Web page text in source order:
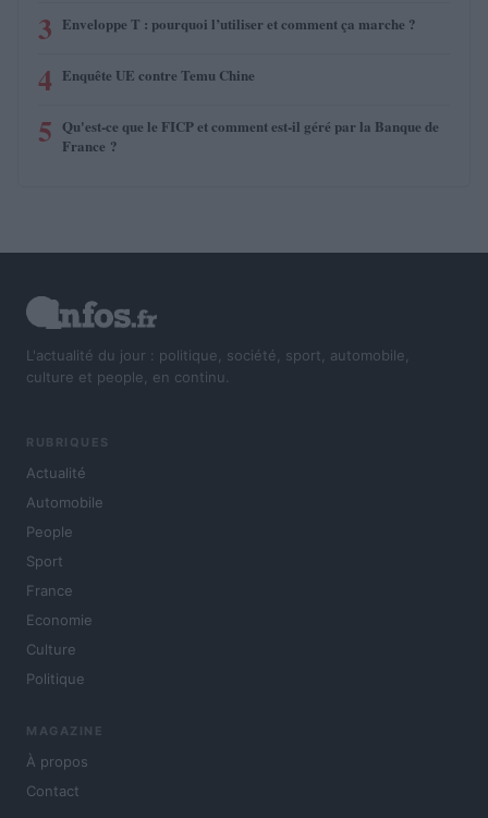
3 Enveloppe T : pourquoi l’utiliser et comment ça marche ?
4 Enquête UE contre Temu Chine
5 Qu'est-ce que le FICP et comment est-il géré par la Banque de
France ?
L'actualité du jour : politique, société, sport, automobile,
culture et people, en continu.
RUBRIQUES
Actualité
Automobile
People
Sport
France
Economie
Culture
Politique
MAGAZINE
À propos
Contact